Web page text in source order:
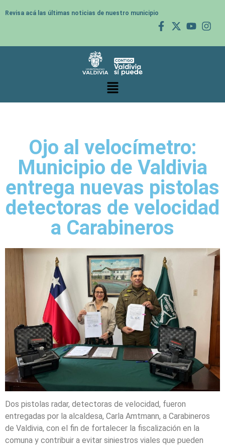
Revisa acá las últimas noticias de nuestro municipio
Ojo al velocímetro:
Municipio de Valdivia
entrega nuevas pistolas
detectoras de velocidad
a Carabineros
Dos pistolas radar, detectoras de velocidad, fueron
entregadas por la alcaldesa, Carla Amtmann, a Carabineros
de Valdivia, con el fin de fortalecer la fiscalización en la
comuna y contribuir a evitar siniestros viales que pueden